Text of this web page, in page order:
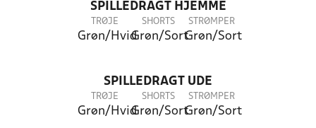
SPILLEDRAGT HJEMME
TRØJE
Grøn/Hvid
SHORTS
Grøn/Sort
STRØMPER
Grøn/Sort
SPILLEDRAGT UDE
TRØJE
Grøn/Hvid
SHORTS
Grøn/Sort
STRØMPER
Grøn/Sort